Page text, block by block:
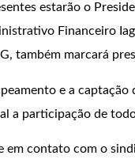
estarão o
Financeiro
também marcará
e a
a participação de
em contato com o